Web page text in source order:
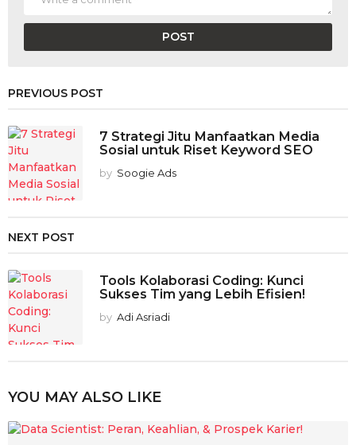
PREVIOUS POST
7 Strategi Jitu Manfaatkan Media
Sosial untuk Riset Keyword SEO
by Soogie Ads
NEXT POST
Tools Kolaborasi Coding: Kunci
Sukses Tim yang Lebih Efisien!
by Adi Asriadi
YOU MAY ALSO LIKE